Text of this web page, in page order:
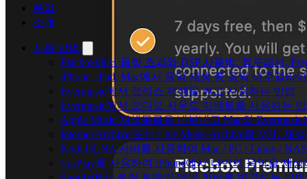
문의
소개
사용 방법
Flacbox에서 음향 효과와 DSP 사용법: 컴프레서,
iPhone, iPad, Mac에서 음악 재생 중 음악 비주얼라
Evermusic에서 갭리스 재생을 켜고 사용하는 방법
Evermusic에서 오디오 사운드 이펙트를 사용하는
Apple Music 재생목록을 내보내고 Mac의
Internet Archive 또는 Live Music Archive용 M3U 재
Kodi DLNA 서버를 사용하여 Mac / PC / Linux /
CarPlay를 사용하여 iPhone에서 나만의 음악을 재